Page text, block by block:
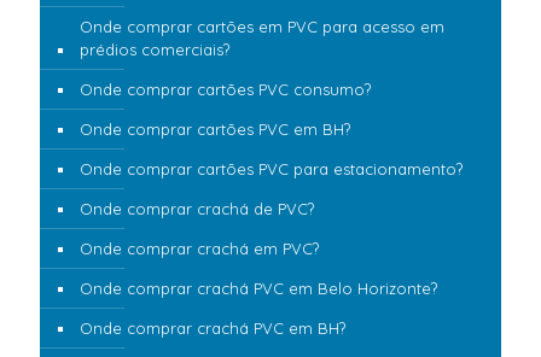
Onde comprar cartões em PVC para acesso em
prédios comerciais?
Onde comprar cartões PVC consumo?
Onde comprar cartões PVC em BH?
Onde comprar cartões PVC para estacionamento?
Onde comprar crachá de PVC?
Onde comprar crachá em PVC?
Onde comprar crachá PVC em Belo Horizonte?
Onde comprar crachá PVC em BH?